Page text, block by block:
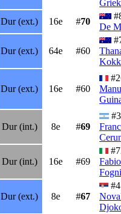
Dur (ext.) 16e #70
De
Dur (ext.) 64e #60
Dur (ext.) 16e #60
Dur (int.) 8e #69
Dur (int.) 16e #69
Fabio
Dur (ext.) 8e #67
#4